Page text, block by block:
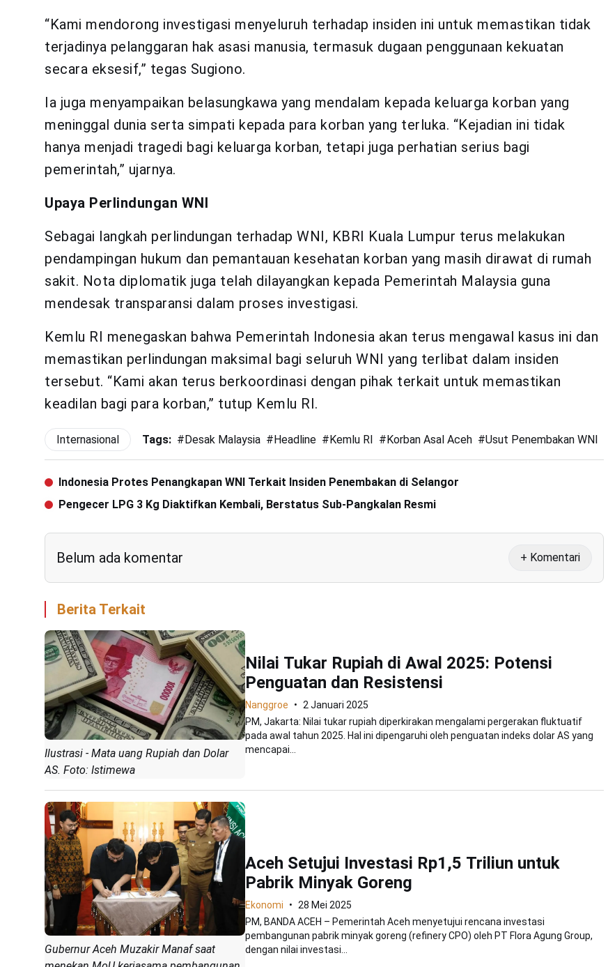
“Kami mendorong investigasi menyeluruh terhadap insiden ini untuk memastikan tidak
terjadinya pelanggaran hak asasi manusia, termasuk dugaan penggunaan kekuatan
secara eksesif,” tegas Sugiono.
Ia juga menyampaikan belasungkawa yang mendalam kepada keluarga korban yang
meninggal dunia serta simpati kepada para korban yang terluka. “Kejadian ini tidak
hanya menjadi tragedi bagi keluarga korban, tetapi juga perhatian serius bagi
pemerintah,” ujarnya.
Upaya Perlindungan WNI
Sebagai langkah perlindungan terhadap WNI, KBRI Kuala Lumpur terus melakukan
pendampingan hukum dan pemantauan kesehatan korban yang masih dirawat di rumah
sakit. Nota diplomatik juga telah dilayangkan kepada Pemerintah Malaysia guna
mendesak transparansi dalam proses investigasi.
Kemlu RI menegaskan bahwa Pemerintah Indonesia akan terus mengawal kasus ini dan
memastikan perlindungan maksimal bagi seluruh WNI yang terlibat dalam insiden
tersebut. “Kami akan terus berkoordinasi dengan pihak terkait untuk memastikan
keadilan bagi para korban,” tutup Kemlu RI.
Internasional Tags: #Desak Malaysia #Headline #Kemlu RI #Korban Asal Aceh #Usut Penembakan WNI
Indonesia Protes Penangkapan WNI Terkait Insiden Penembakan di Selangor
Pengecer LPG 3 Kg Diaktifkan Kembali, Berstatus Sub-Pangkalan Resmi
Belum ada komentar + Komentari
Berita Terkait
Ilustrasi - Mata uang Rupiah dan Dolar
AS. Foto: Istimewa
Nilai Tukar Rupiah di Awal 2025: Potensi
Penguatan dan Resistensi
Nanggroe
2 Januari 2025
PM, Jakarta: Nilai tukar rupiah diperkirakan mengalami pergerakan fluktuatif
pada awal tahun 2025. Hal ini dipengaruhi oleh penguatan indeks dolar AS yang
mencapai...
Gubernur Aceh Muzakir Manaf saat
Aceh Setujui Investasi Rp1,5 Triliun untuk
Pabrik Minyak Goreng
Ekonomi
28 Mei 2025
PM, BANDA ACEH – Pemerintah Aceh menyetujui rencana investasi
pembangunan pabrik minyak goreng (refinery CPO) oleh PT Flora Agung Group,
dengan nilai investasi...